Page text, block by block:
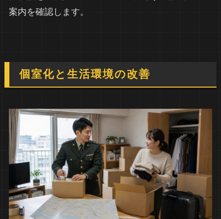
案内を確認します。
個室化と生活環境の改善